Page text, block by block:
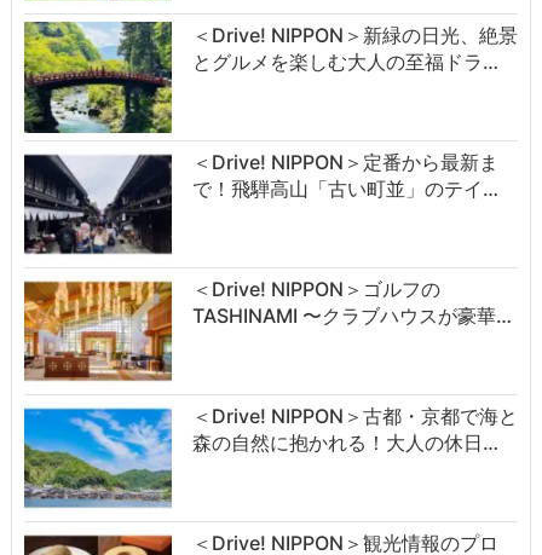
＜Drive! NIPPON＞新緑の日光、絶景
とグルメを楽しむ大人の至福ドラ…
＜Drive! NIPPON＞定番から最新ま
で！飛騨高山「古い町並」のテイ…
＜Drive! NIPPON＞ゴルフの
TASHINAMI 〜クラブハウスが豪華…
＜Drive! NIPPON＞古都・京都で海と
森の自然に抱かれる！大人の休日…
＜Drive! NIPPON＞観光情報のプロ